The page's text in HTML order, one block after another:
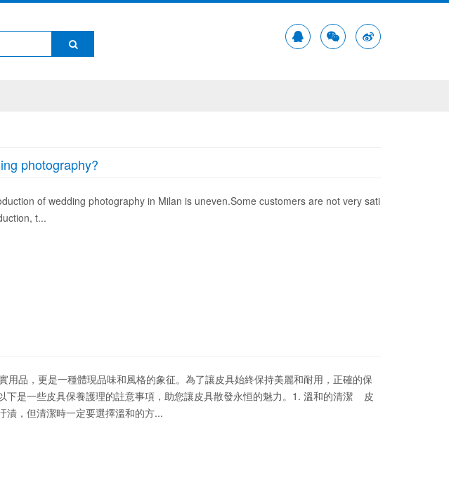
photography?
of wedding photography in Milan is uneven.Some customers are not very sati
t...
用品，更是一種體現品味和風格的象征。為了讓皮具始終保持美麗和耐用，正確的保
下是一些皮具保養護理的註意事項，助您讓皮具散發永恒的魅力。1. 溫和的清潔 皮
漬，但清潔時一定要選擇溫和的方...